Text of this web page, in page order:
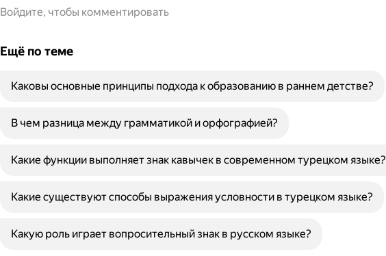
Войдите, чтобы комментировать
Ещё по теме
Каковы основные принципы подхода к образованию в раннем детстве?
В чем разница между грамматикой и орфографией?
Какие функции выполняет знак кавычек в современном турецком языке?
Какие существуют способы выражения условности в турецком языке?
Какую роль играет вопросительный знак в русском языке?